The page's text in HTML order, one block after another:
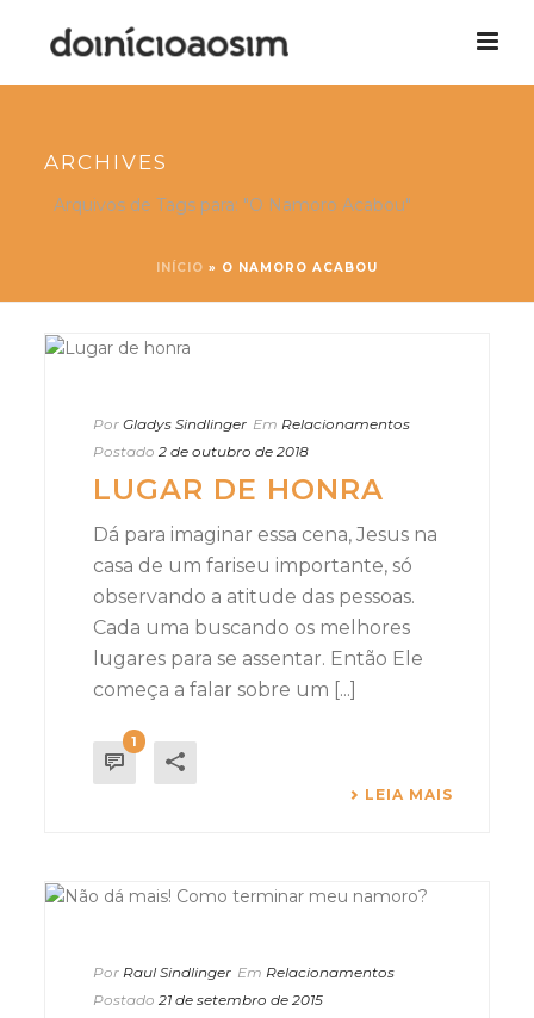
ARCHIVES
Arquivos de Tags para: "O Namoro Acabou"
INÍCIO » O NAMORO ACABOU
Por Gladys Sindlinger Em Relacionamentos
Postado 2 de outubro de 2018
LUGAR DE HONRA
Dá para imaginar essa cena, Jesus na
casa de um fariseu importante, só
observando a atitude das pessoas.
Cada uma buscando os melhores
lugares para se assentar. Então Ele
começa a falar sobre um [...]
1
LEIA MAIS
Por Raul Sindlinger Em Relacionamentos
Postado 21 de setembro de 2015